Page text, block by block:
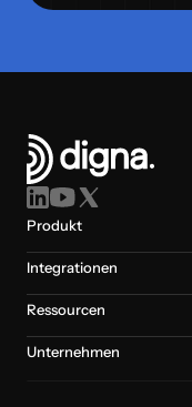
Produkt
Integrationen
Ressourcen
Unternehmen